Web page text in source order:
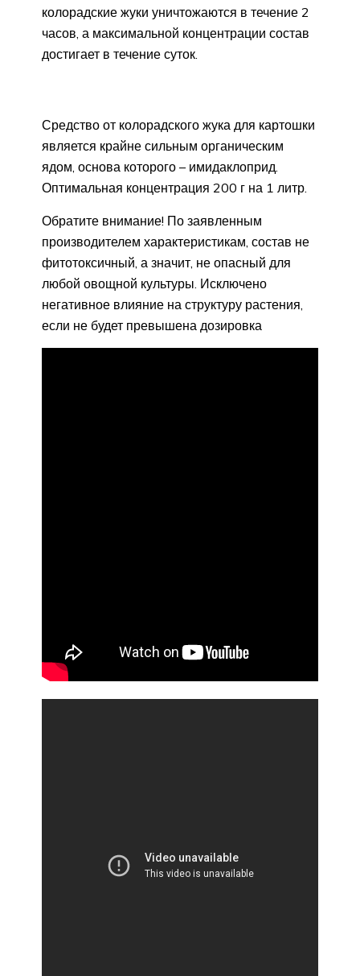
колорадские жуки уничтожаются в течение 2
часов, а максимальной концентрации состав
достигает в течение суток.
Средство от колорадского жука для картошки
является крайне сильным органическим
ядом, основа которого – имидаклоприд.
Оптимальная концентрация 200 г на 1 литр.
Обратите внимание! По заявленным
производителем характеристикам, состав не
фитотоксичный, а значит, не опасный для
любой овощной культуры. Исключено
негативное влияние на структуру растения,
если не будет превышена дозировка